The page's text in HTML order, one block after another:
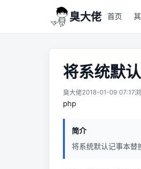
臭大佬 首页
将系统默
臭大佬2018-01-09 07:17
php
简介
将系统默认记事本替